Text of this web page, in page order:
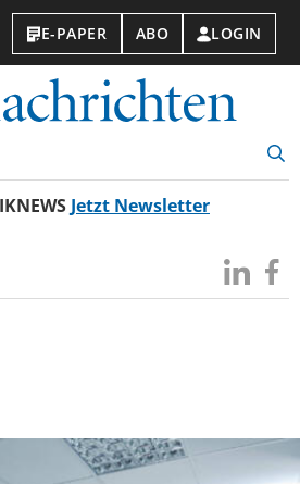
E-PAPER ABO LOGIN
Jetzt Newsletter
Besuchen
Sie
Sie